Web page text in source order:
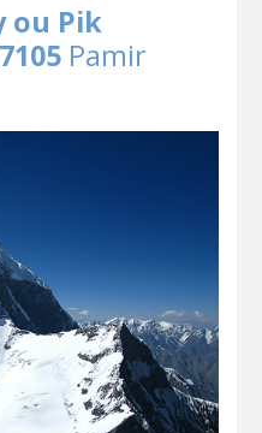
ou Pik
Pamir